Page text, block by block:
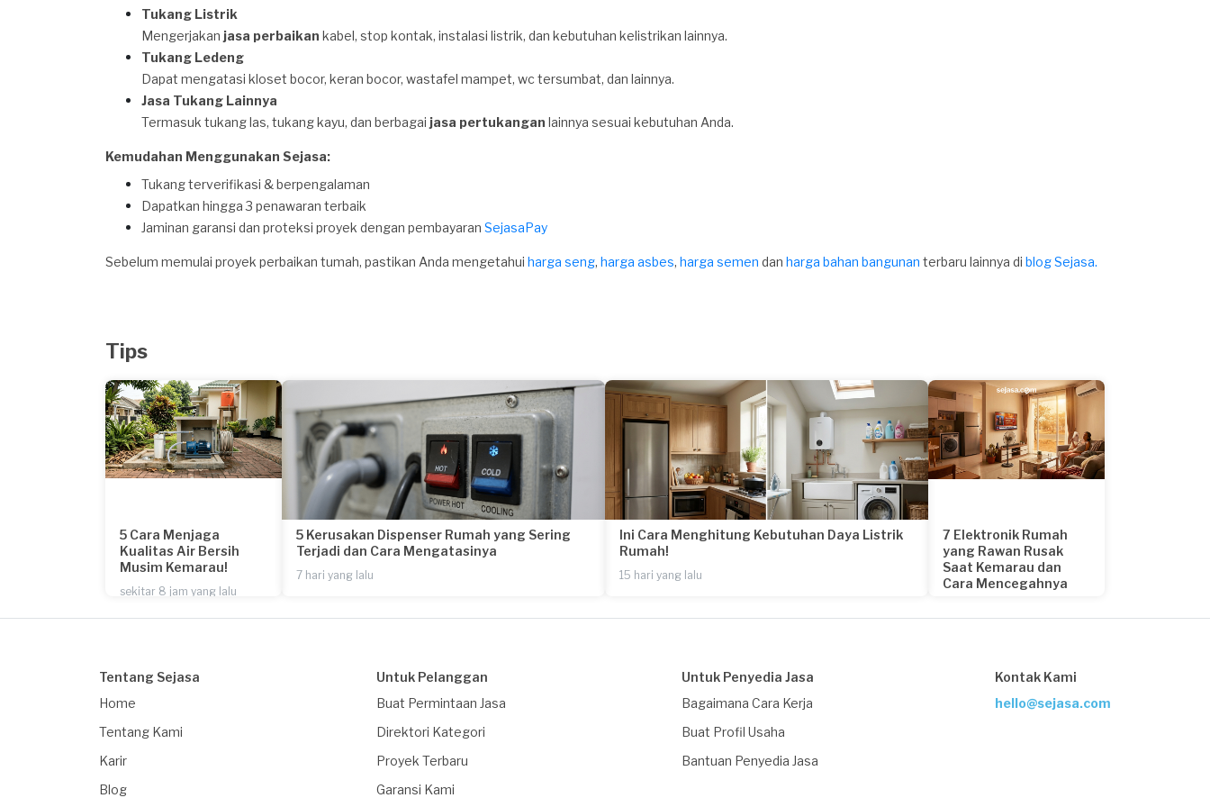
Tukang Listrik
Mengerjakan jasa perbaikan kabel, stop kontak, instalasi listrik, dan kebutuhan kelistrikan lainnya.
Tukang Ledeng
Dapat mengatasi kloset bocor, keran bocor, wastafel mampet, wc tersumbat, dan lainnya.
Jasa Tukang Lainnya
Termasuk tukang las, tukang kayu, dan berbagai jasa pertukangan lainnya sesuai kebutuhan Anda.
Kemudahan Menggunakan Sejasa:
Tukang terverifikasi & berpengalaman
Dapatkan hingga 3 penawaran terbaik
Jaminan garansi dan proteksi proyek dengan pembayaran SejasaPay
Sebelum memulai proyek perbaikan tumah, pastikan Anda mengetahui harga seng, harga asbes, harga semen dan harga bahan bangunan terbaru lainnya di blog Sejasa.
Tips
5 Cara Menjaga
Kualitas Air Bersih
Musim Kemarau!
sekitar 8 jam yang lalu
5 Kerusakan Dispenser Rumah yang Sering
Terjadi dan Cara Mengatasinya
7 hari yang lalu
Ini Cara Menghitung Kebutuhan Daya Listrik
Rumah!
15 hari yang lalu
7 Elektronik Rumah
yang Rawan Rusak
Saat Kemarau dan
Cara Mencegahnya
Tentang Sejasa
Home
Tentang Kami
Karir
Blog
Untuk Pelanggan
Buat Permintaan Jasa
Direktori Kategori
Proyek Terbaru
Garansi Kami
Untuk Penyedia Jasa
Bagaimana Cara Kerja
Buat Profil Usaha
Bantuan Penyedia Jasa
Kontak Kami
hello@sejasa.com